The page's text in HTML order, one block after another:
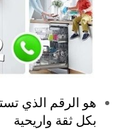
هو الرقم الذي
بكل ثقة واريحية